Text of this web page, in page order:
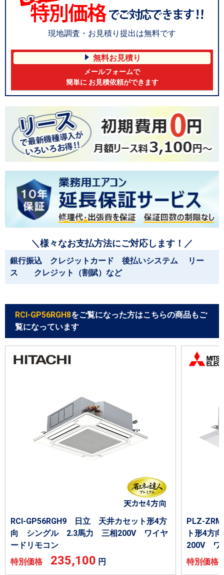
現地調査・お見積り提出は無料です
無料お見積り
メールフォームで
簡単に お見積依頼ができます
＼様々なお支払方法にご対応します！／
銀行振込 クレジットカード 後払いシステム リー
ス クレジット（割賦）など
RCI-GP56RGH8をご覧になった方はこちらの商品もご
覧になっています
RCI-GP56RGH9 日立 天井カセット形4方
向 シングル 2.3馬力 三相200V ワイヤ
ードリモコン
特別価格 235,100 円
PLZ-
ト形4方
200V ワ
特別価